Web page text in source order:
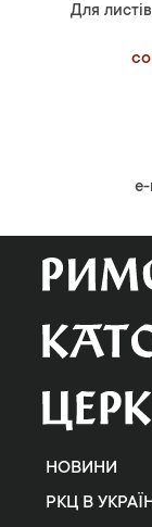
Для
НОВИНИ
РКЦ В